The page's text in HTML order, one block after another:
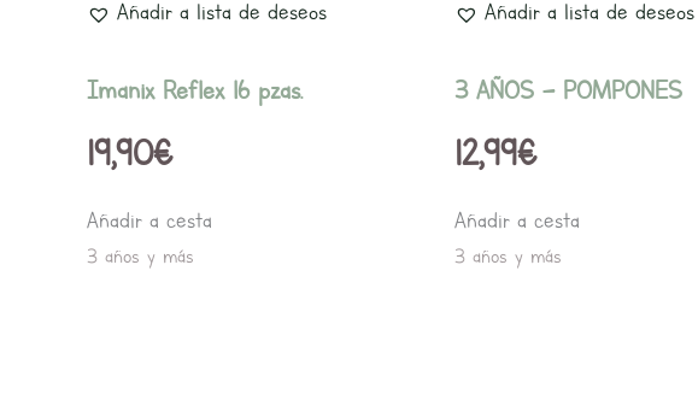
Añadir a lista de deseos
Imanix Reflex 16 pzas.
19,90€
Añadir a cesta
3 años y más
Añadir a lista de deseos
3 AÑOS – POMPONES
12,99€
Añadir a cesta
3 años y más